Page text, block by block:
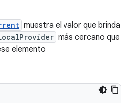
muestra el valor que brinda
más cercano que
elemento